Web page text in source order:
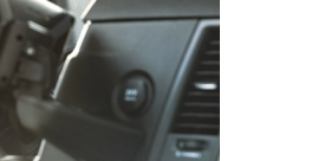
6.11K Diego Banderas